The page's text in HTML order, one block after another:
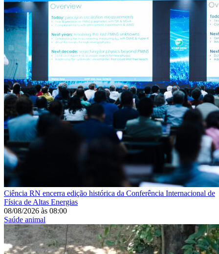
Ciência RN encerra edição histórica da Conferência Internacional de
Física de Altas Energias
08/08/2026 às 08:00
Saúde animal